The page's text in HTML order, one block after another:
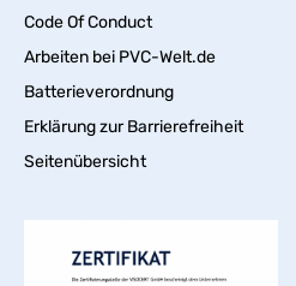
Code Of Conduct
Arbeiten bei PVC-Welt.de
Batterieverordnung
Erklärung zur Barrierefreiheit
Seitenübersicht